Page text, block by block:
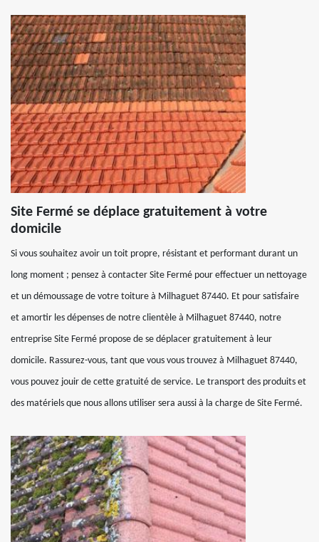
Site Fermé se déplace gratuitement à votre
domicile
Si vous souhaitez avoir un toit propre, résistant et performant durant un
long moment ; pensez à contacter Site Fermé pour effectuer un nettoyage
et un démoussage de votre toiture à Milhaguet 87440. Et pour satisfaire
et amortir les dépenses de notre clientèle à Milhaguet 87440, notre
entreprise Site Fermé propose de se déplacer gratuitement à leur
domicile. Rassurez-vous, tant que vous vous trouvez à Milhaguet 87440,
vous pouvez jouir de cette gratuité de service. Le transport des produits et
des matériels que nous allons utiliser sera aussi à la charge de Site Fermé.